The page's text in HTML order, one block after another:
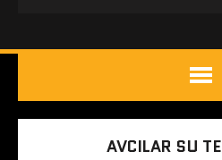
AVCILAR SU